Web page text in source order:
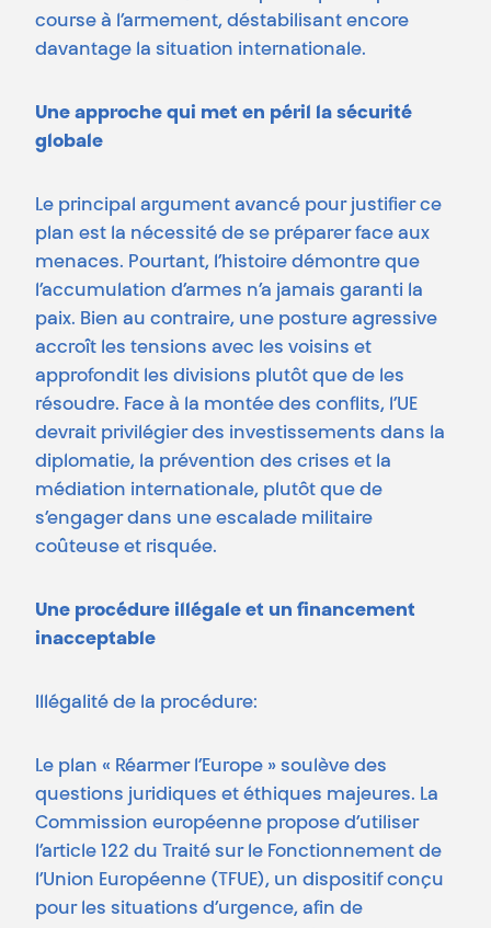
course à l’armement, déstabilisant encore
davantage la situation internationale.
Une approche qui met en péril la sécurité
globale
Le principal argument avancé pour justifier ce
plan est la nécessité de se préparer face aux
menaces. Pourtant, l’histoire démontre que
l’accumulation d’armes n’a jamais garanti la
paix. Bien au contraire, une posture agressive
accroît les tensions avec les voisins et
approfondit les divisions plutôt que de les
résoudre. Face à la montée des conflits, l’UE
devrait privilégier des investissements dans la
diplomatie, la prévention des crises et la
médiation internationale, plutôt que de
s’engager dans une escalade militaire
coûteuse et risquée.
Une procédure illégale et un financement
inacceptable
Illégalité de la procédure:
Le plan « Réarmer l’Europe » soulève des
questions juridiques et éthiques majeures. La
Commission européenne propose d’utiliser
l’article 122 du Traité sur le Fonctionnement de
l’Union Européenne (TFUE), un dispositif conçu
pour les situations d’urgence, afin de